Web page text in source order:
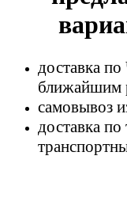
доставка
ближайшим
самовывоз
доставка